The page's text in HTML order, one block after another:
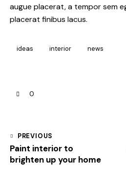
augue placerat, a tempor sem
placerat finibus lacus.
ideas interior news
0
PREVIOUS
Paint interior to
brighten up your home